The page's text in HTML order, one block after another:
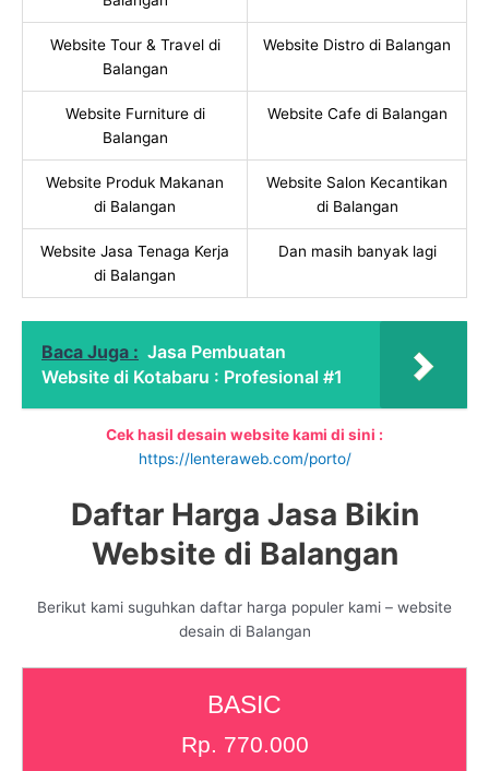
Website Tour & Travel di
Balangan
Website Distro di Balangan
Website Furniture di
Balangan
Website Cafe di Balangan
Website Produk Makanan
di Balangan
Website Salon Kecantikan
di Balangan
Website Jasa Tenaga Kerja
di Balangan
Dan masih banyak lagi
Baca Juga : Jasa Pembuatan
Website di Kotabaru : Profesional #1
Cek hasil desain website kami di sini :
https://lenteraweb.com/porto/
Daftar Harga Jasa Bikin
Website di Balangan
Berikut kami suguhkan daftar harga populer kami – website
desain di Balangan
BASIC
Rp. 770.000